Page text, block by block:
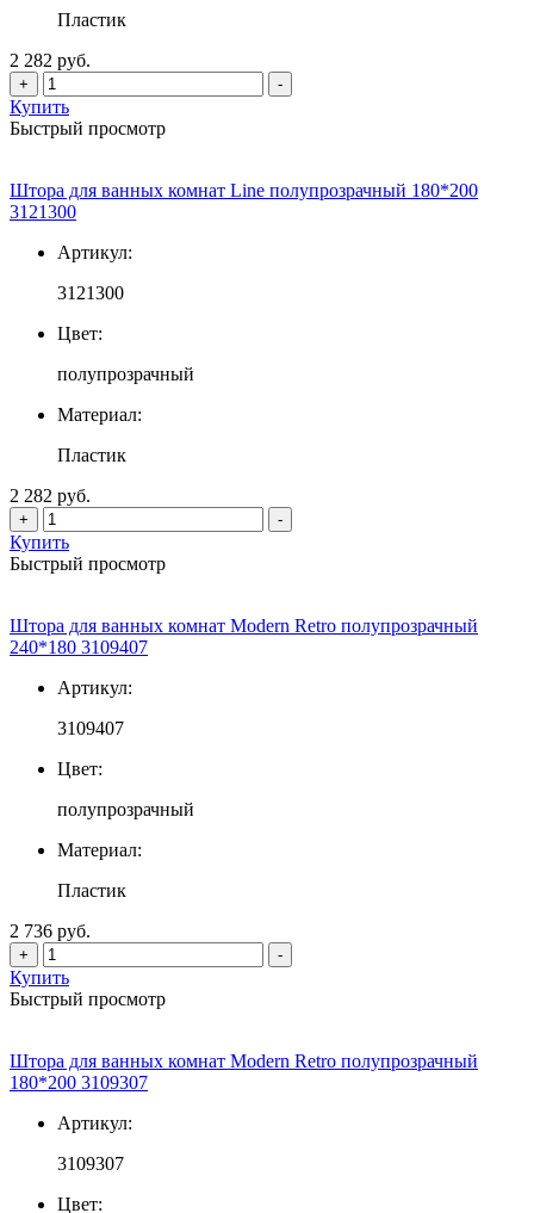
Пластик
2 282 руб.
+ -
Купить
Быстрый просмотр
Штора для ванных комнат Line полупрозрачный 180*200
3121300
Артикул:
3121300
Цвет:
полупрозрачный
Материал:
Пластик
2 282 руб.
+ -
Купить
Быстрый просмотр
Штора для ванных комнат Modern Retro полупрозрачный
240*180 3109407
Артикул:
3109407
Цвет:
полупрозрачный
Материал:
Пластик
2 736 руб.
+ -
Купить
Быстрый просмотр
Штора для ванных комнат Modern Retro полупрозрачный
180*200 3109307
Артикул:
3109307
Цвет: